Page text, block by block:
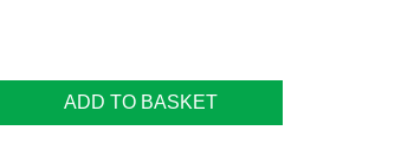
ADD TO BASKET